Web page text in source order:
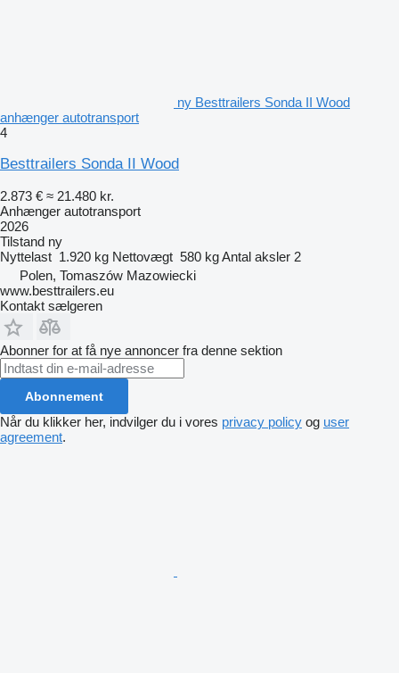
ny Besttrailers Sonda II Wood
anhænger autotransport
4
Besttrailers Sonda II Wood
2.873 € ≈ 21.480 kr.
Anhænger autotransport
2026
Tilstand ny
Nyttelast 1.920 kg Nettovægt 580 kgAntal aksler 2
Polen, Tomaszów Mazowiecki
www.besttrailers.eu
Kontakt sælgeren
Abonner for at få nye annoncer fra denne sektion
Abonnement
Når du klikker her, indvilger du i vores privacy policy og user
agreement.